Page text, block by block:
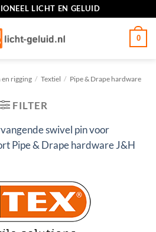
LICHT EN GELUID
0
en rigging / Textiel / Pipe & Drape hardware
FILTER